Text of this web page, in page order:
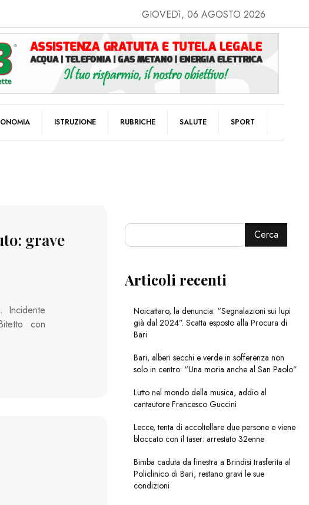
GIOVEDì, 06 AGOSTO 2026
ISTRUZIONE RUBRICHE SALUTE SPORT
grave
Incidente
con
Cerca
Articoli recenti
Noicattaro, la denuncia: “Segnalazioni sui lupi
già dal 2024”. Scatta esposto alla Procura di
Bari
Bari, alberi secchi e verde in sofferenza non
solo in centro: “Una moria anche al San Paolo”
Lutto nel mondo della musica, addio al
cantautore Francesco Guccini
Lecce, tenta di accoltellare due persone e viene
bloccato con il taser: arrestato 32enne
Bimba caduta da finestra a Brindisi trasferita al
Policlinico di Bari, restano gravi le sue
condizioni